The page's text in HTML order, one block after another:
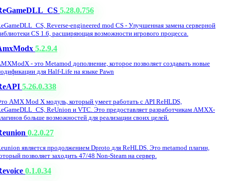
5.28.0.756
Reverse-engineered mod CS - Улучшенная замена серверной
CS 1.6, расширяющая возможности игрового процесса.
5.2.9.4
- это Metamod дополнение, которое позволяет создавать новые
для Half-Life на языке Pawn
5.26.0.338
AMX Mod X модуль, который умеет работать с API ReHLDS,
ReUnion и VTC. Это предоставляет разработчикам AMXX-
больше возможностей для реализации своих целей.
0.2.0.27
является продолжением Dproto для ReHLDS. Это metamod плагин,
позволяет заходить 47/48 Non-Steam на сервер.
0.1.0.34